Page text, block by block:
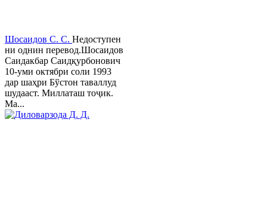
Шосаидов С. С. Недоступен
ни однин перевод.Шосаидов
Саидакбар Саидқурбонович
10-уми октябри соли 1993
дар шаҳри Бўстон таваллуд
шудааст. Миллаташ тоҷик.
Ма...